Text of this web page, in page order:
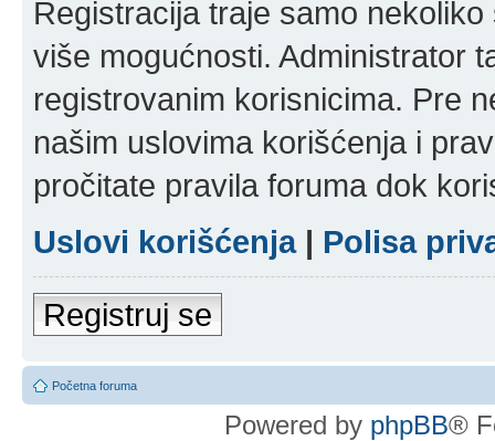
Registracija traje samo
više mogućnosti. Administrator
registrovanim korisnicima. Pre
našim uslovima korišćenja i
pročitate pravila foruma dok
Uslovi korišćenja| Polisa
Registruj se
Početna foruma
Powered by phpBB®